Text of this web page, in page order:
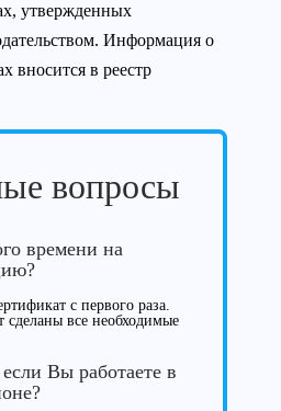
утвержденных
Информация о
вносится в реестр
вопросы
времени на
с первого раза.
сделаны все необходимые
Вы работаете в